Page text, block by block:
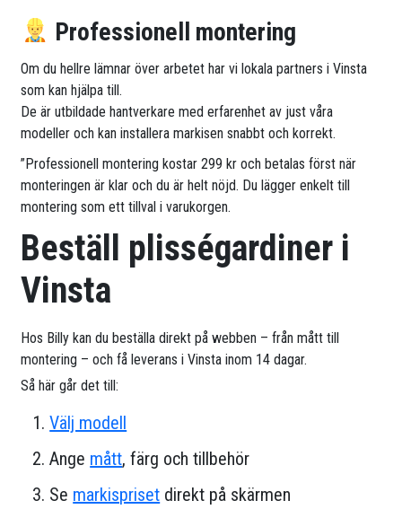
Professionell montering
Om du hellre lämnar över arbetet har vi lokala partners i Vinsta
som kan hjälpa till.
De är utbildade hantverkare med erfarenhet av just våra
modeller och kan installera markisen snabbt och korrekt.
”Professionell montering kostar 299 kr och betalas först när
monteringen är klar och du är helt nöjd. Du lägger enkelt till
montering som ett tillval i varukorgen.
Beställ plisségardiner i
Vinsta
Hos Billy kan du beställa direkt på webben – från mått till
montering – och få leverans i Vinsta inom 14 dagar.
Så här går det till:
Välj modell
Ange mått, färg och tillbehör
Se markispriset direkt på skärmen